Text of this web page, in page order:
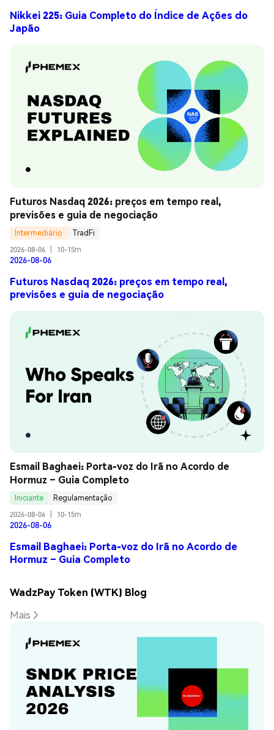
Nikkei 225: Guia Completo do Índice de Ações do
Japão
Futuros Nasdaq 2026: preços em tempo real,
previsões e guia de negociação
Intermediário
TradFi
2026-08-06
10-15m
2026-08-06
Futuros Nasdaq 2026: preços em tempo real,
previsões e guia de negociação
Esmail Baghaei: Porta-voz do Irã no Acordo de
Hormuz – Guia Completo
Iniciante
Regulamentação
2026-08-06
10-15m
2026-08-06
Esmail Baghaei: Porta-voz do Irã no Acordo de
Hormuz – Guia Completo
WadzPay Token (WTK) Blog
Mais